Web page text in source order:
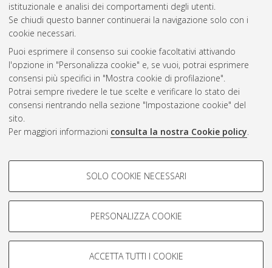
istituzionale e analisi dei comportamenti degli utenti.
Se chiudi questo banner continuerai la navigazione solo con i
cookie necessari.
Puoi esprimere il consenso sui cookie facoltativi attivando
l'opzione in "Personalizza cookie" e, se vuoi, potrai esprimere
consensi più specifici in "Mostra cookie di profilazione".
Potrai sempre rivedere le tue scelte e verificare lo stato dei
consensi rientrando nella sezione "Impostazione cookie" del
sito.
Per maggiori informazioni consulta la nostra Cookie policy.
COOKIE DI PROFILAZIONE -
Si tratta di cookie utilizzati per analizzare le caratteristiche della
navigazione degli utenti, creare profili in base al loro comportamento
Mostra cookie di profilazione
SOLO COOKIE NECESSARI
PERSONALIZZA COOKIE
ACCETTA TUTTI I COOKIE
Questa lista e' stata generata ilFri Aug 7 16:23:40 2026 CEST
Atom
Rss 1.0
Rss 2.0
AMS Laurea
Impostazioni Cookie
Informativa sulla privacy
Condizioni d’uso del sito